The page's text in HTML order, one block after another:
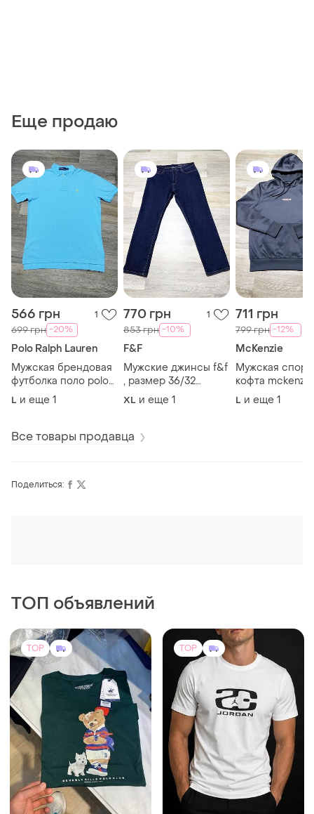
Еще продаю
566 грн 1
699 грн -20%
Polo Ralph Lauren
Мужская брендовая
футболка поло polo
ralph lauren , размер l
, 100% хлопок .
L и еще 1
770 грн 1
853 грн -10%
F&F
Мужские джинсы f&f
, размер 36/32
straight .
XL и еще 1
711 грн
799 грн -12%
McKenzie
Мужская
кофта
капюшоном ,
l .
L и еще 1
Все товары продавца
Поделиться:
ТОП объявлений
TOP TOP